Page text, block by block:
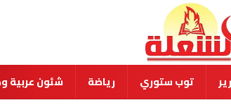
توب ستوري رياضة شئون عربية